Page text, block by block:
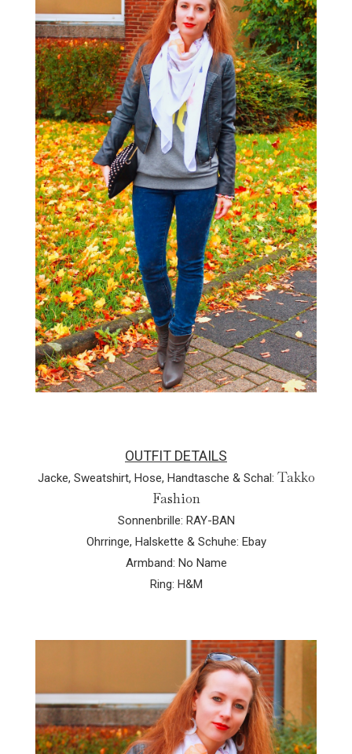
OUTFIT DETAILS
Jacke, Sweatshirt, Hose, Handtasche & Schal: Takko
Fashion
Sonnenbrille: RAY-BAN
Ohrringe, Halskette & Schuhe: Ebay
Armband: No Name
Ring: H&M